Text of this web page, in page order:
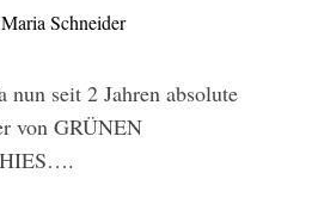
Maria Schneider
seit 2 Jahren absolute
von GRÜNEN